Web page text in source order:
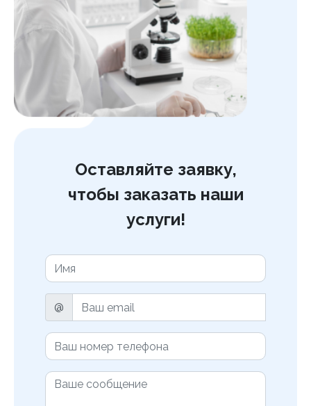
Оставляйте заявку,
чтобы заказать наши
услуги!
@